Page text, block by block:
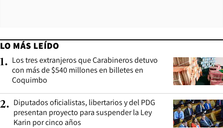
LO MÁS LEÍDO
1. Los tres extranjeros que Carabineros detuvo
con más de $540 millones en billetes en
Coquimbo
2. Diputados oficialistas, libertarios y del PDG
presentan proyecto para suspender la Ley
Karin por cinco años